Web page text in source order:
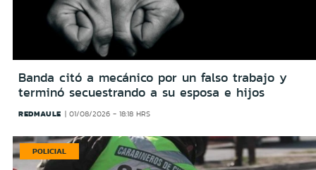
Banda citó a mecánico por un falso trabajo y
terminó secuestrando a su esposa e hijos
REDMAULE 01/08/2026 - 18:18 HRS
POLICIAL